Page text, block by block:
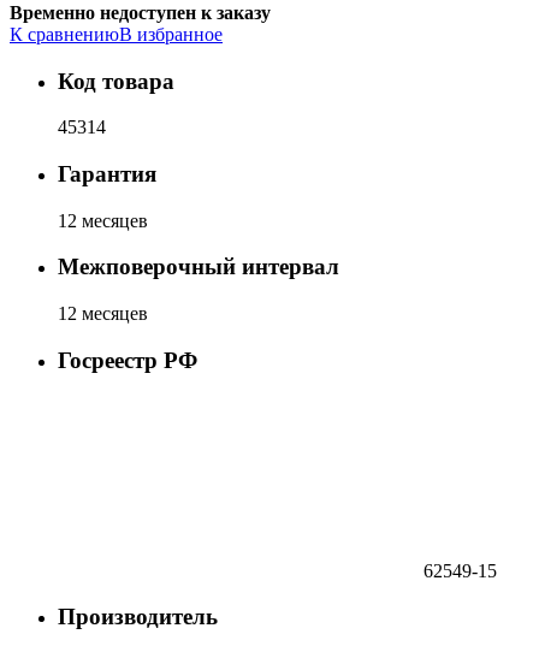
Временно недоступен к заказу
К сравнениюВ избранное
Код товара
45314
Гарантия
12 месяцев
Межповерочный интервал
12 месяцев
Госреестр РФ
62549-15
Производитель